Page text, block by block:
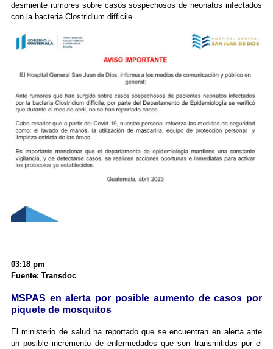
desmiente rumores sobre casos sospechosos de neonatos infectados
con la bacteria Clostridium difficile.
03:18 pm
Fuente: Transdoc
MSPAS en alerta por posible aumento de casos por
piquete de mosquitos
El ministerio de salud ha reportado que se encuentran en alerta ante
un posible incremento de enfermedades que son transmitidas por el